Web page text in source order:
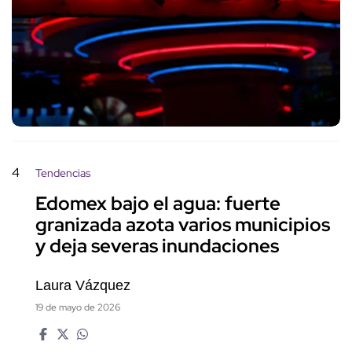
4 Tendencias
Edomex bajo el agua: fuerte
granizada azota varios municipios
y deja severas inundaciones
Laura Vázquez
19 de mayo de 2026